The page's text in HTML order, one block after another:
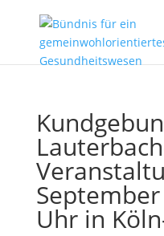
Uhr in